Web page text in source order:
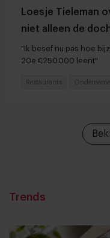
Loesje Tieleman
niet alleen de
"Ik besef nu pas hoe
20e €250.000 leent"
Restaurants
Trends